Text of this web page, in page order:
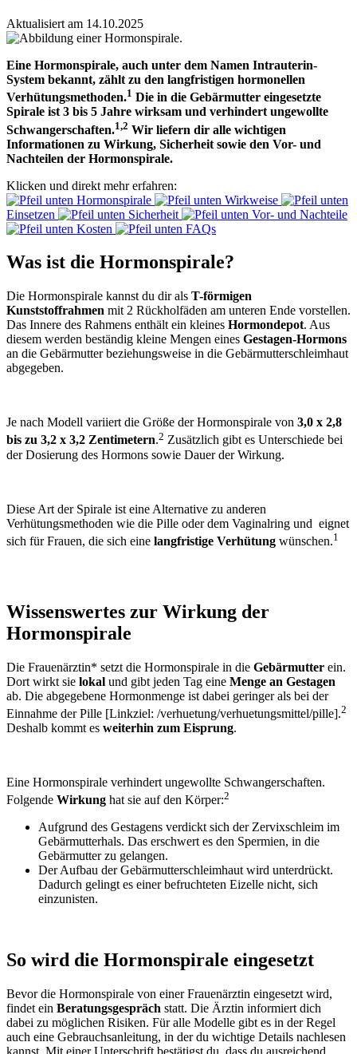
Aktualisiert am 14.10.2025
Eine Hormonspirale, auch unter dem Namen Intrauterin-
System bekannt, zählt zu den langfristigen hormonellen
Verhütungsmethoden.1 Die in die Gebärmutter eingesetzte
Spirale ist 3 bis 5 Jahre wirksam und verhindert ungewollte
Schwangerschaften.1,2 Wir liefern dir alle wichtigen
Informationen zu Wirkung, Sicherheit sowie den Vor- und
Nachteilen der Hormonspirale.
Klicken und direkt mehr erfahren:
Hormonspirale
Wirkweise
Einsetzen
Sicherheit
Vor- und Nachteile
Kosten
FAQs
Was ist die Hormonspirale?
Die Hormonspirale kannst du dir als T-förmigen
Kunststoffrahmen mit 2 Rückholfäden am unteren Ende vorstellen.
Das Innere des Rahmens enthält ein kleines Hormondepot. Aus
diesem werden beständig kleine Mengen eines Gestagen-Hormons
an die Gebärmutter beziehungsweise in die Gebärmutterschleimhaut
abgegeben.
Je nach Modell variiert die Größe derHormonspirale von 3,0 x 2,8
bis zu 3,2 x 3,2 Zentimetern.2 Zusätzlich gibt es Unterschiede bei
der Dosierung des Hormons sowie Dauer derWirkung.
Diese Art der Spirale ist eine Alternative zu anderen
Verhütungsmethoden wie die Pille oder dem Vaginalring und eignet
sich für Frauen, die sich eine langfristige Verhütung wünschen.1
Wissenswertes zur Wirkung der
Hormonspirale
Die Frauenärztin* setzt die Hormonspirale in die Gebärmutter ein.
Dort wirkt sie lokal und gibt jeden Tag eine Menge an Gestagen
ab. Die abgegebene Hormonmenge ist dabei geringer als bei der
Einnahme derPille [Linkziel: /verhuetung/verhuetungsmittel/pille].2
Deshalb kommt es weiterhin zum Eisprung.
Eine Hormonspirale verhindert ungewollte Schwangerschaften.
Folgende Wirkung hat sie auf den Körper:2
Aufgrund des Gestagens verdickt sich der Zervixschleim im
Gebärmutterhals. Das erschwert es den Spermien, in die
Gebärmutter zu gelangen.
Der Aufbau der Gebärmutterschleimhaut wird unterdrückt.
Dadurch gelingt es einer befruchteten Eizelle nicht, sich
einzunisten.
So wird die Hormonspirale eingesetzt
Bevor die Hormonspirale von einer Frauenärztin eingesetzt wird,
findet ein Beratungsgespräch statt. Die Ärztin informiert dich
dabei zu möglichen Risiken. Für alle Modelle gibt es in der Regel
auch eine Gebrauchsanleitung, in der du wichtige Details nachlesen